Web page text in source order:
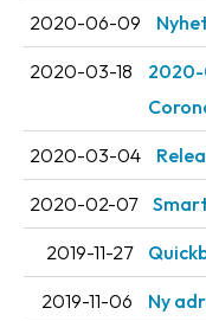
2020-06-09
2020-03-18
2020-
2020-03-04
2020-02-07
2019-11-27
2019-11-06 Ny